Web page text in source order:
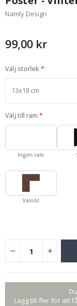
början
av
Namly Design
99,00 kr
Välj storlek
Välj till ram
Ingen ram
Valnöt
Lägg till fler för att